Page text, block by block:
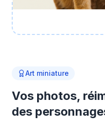
Art miniature
Vos photos,
des